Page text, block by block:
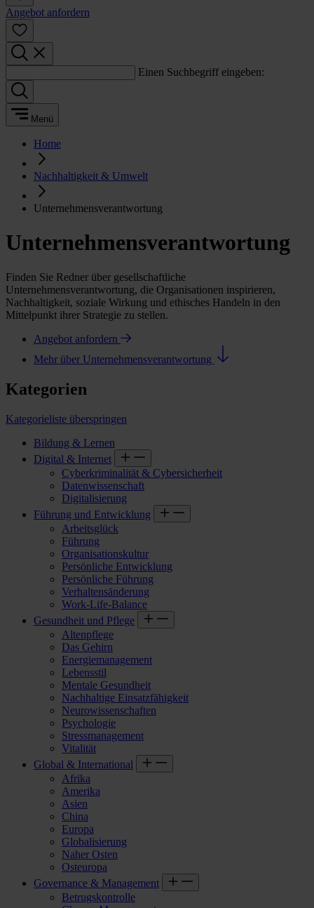
Angebot anfordern
Einen Suchbegriff eingeben:
Menü
Home
Nachhaltigkeit & Umwelt
Unternehmensverantwortung
Unternehmensverantwortung
Finden Sie Redner über gesellschaftliche
Unternehmensverantwortung, die Organisationen inspirieren,
Nachhaltigkeit, soziale Wirkung und ethisches Handeln in den
Mittelpunkt ihrer Strategie zu stellen.
Angebot anfordern
Mehr über Unternehmensverantwortung
Kategorien
Kategorieliste überspringen
Bildung & Lernen
Digital & Internet
Cyberkriminalität & Cybersicherheit
Datenwissenschaft
Digitalisierung
Führung und Entwicklung
Arbeitsglück
Führung
Organisationskultur
Persönliche Entwicklung
Persönliche Führung
Verhaltensänderung
Work-Life-Balance
Gesundheit und Pflege
Altenpflege
Das Gehirn
Energiemanagement
Lebensstil
Mentale Gesundheit
Nachhaltige Einsatzfähigkeit
Neurowissenschaften
Psychologie
Stressmanagement
Vitalität
Global & International
Afrika
Amerika
Asien
China
Europa
Globalisierung
Naher Osten
Osteuropa
Governance & Management
Betrugskontrolle